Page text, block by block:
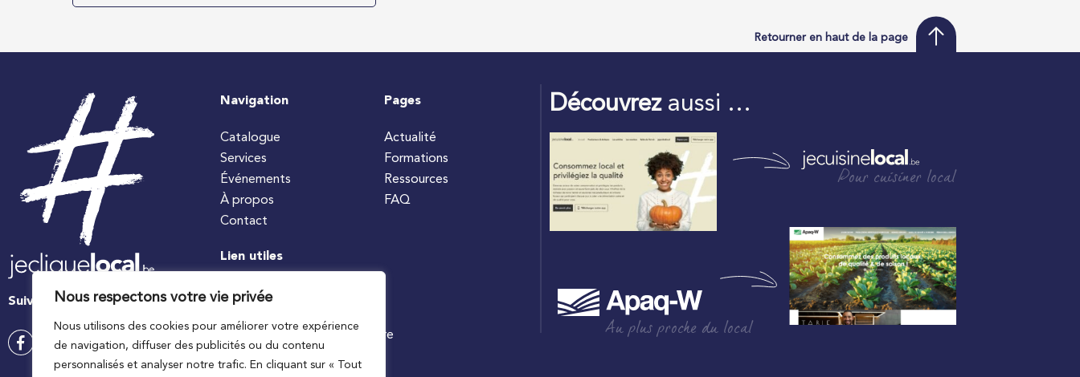
Nous respectons votre vie privée
Nous utilisons des cookies pour améliorer votre expérience
de navigation, diffuser des publicités ou du contenu
personnalisés et analyser notre trafic. En cliquant sur « Tout
Retourner en haut de la page
Suivez-nous
Navigation
Catalogue
Services
Événements
À propos
Contact
Pages
Actualité
Formations
Ressources
FAQ
Lien utiles
#jecuisinelocal
Ministre wallon de l’agriculture
Découvrezaussi …
Pour cuisiner local
Au plus proche du local